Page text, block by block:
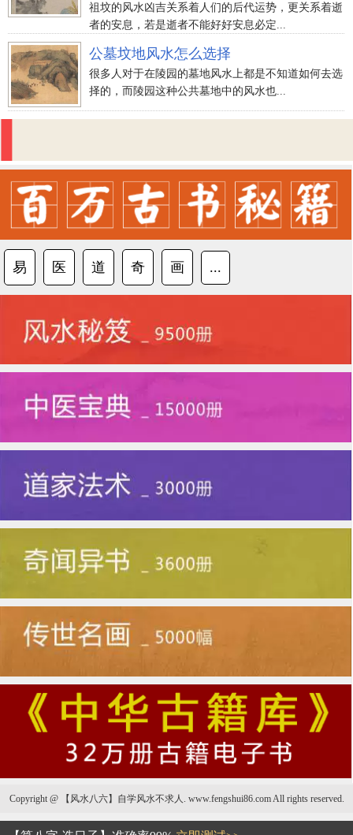
祖坟的风水凶吉关系着人们的后代运势，更关系着逝
者的安息，若是逝者不能好好安息必定...
公墓坟地风水怎么选择
很多人对于在陵园的墓地风水上都是不知道如何去选
择的，而陵园这种公共墓地中的风水也...
易 医 道 奇 画 ...
Copyright @ 【风水八六】自学风水不求人. www.fengshui86.com All rights reserved.
坟地风水对亲人的危害